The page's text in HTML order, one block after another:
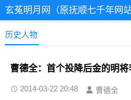
玄菟明月网（原抚顺七千年网站
历史人物
曹德全：首个投降后金的明将
2014-03-22 20:48 曹德全